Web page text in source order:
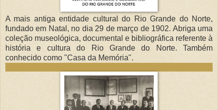
A mais antiga entidade cultural do Rio Grande do Norte,
fundado em Natal, no dia 29 de março de 1902. Abriga uma
coleção museológica, documental e bibliográfica referente à
história e cultura do Rio Grande do Norte. Também
conhecido como "Casa da Memória".